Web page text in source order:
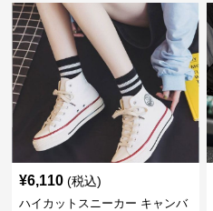
¥6,110 (税込)
ハイカットスニーカー キャンバ